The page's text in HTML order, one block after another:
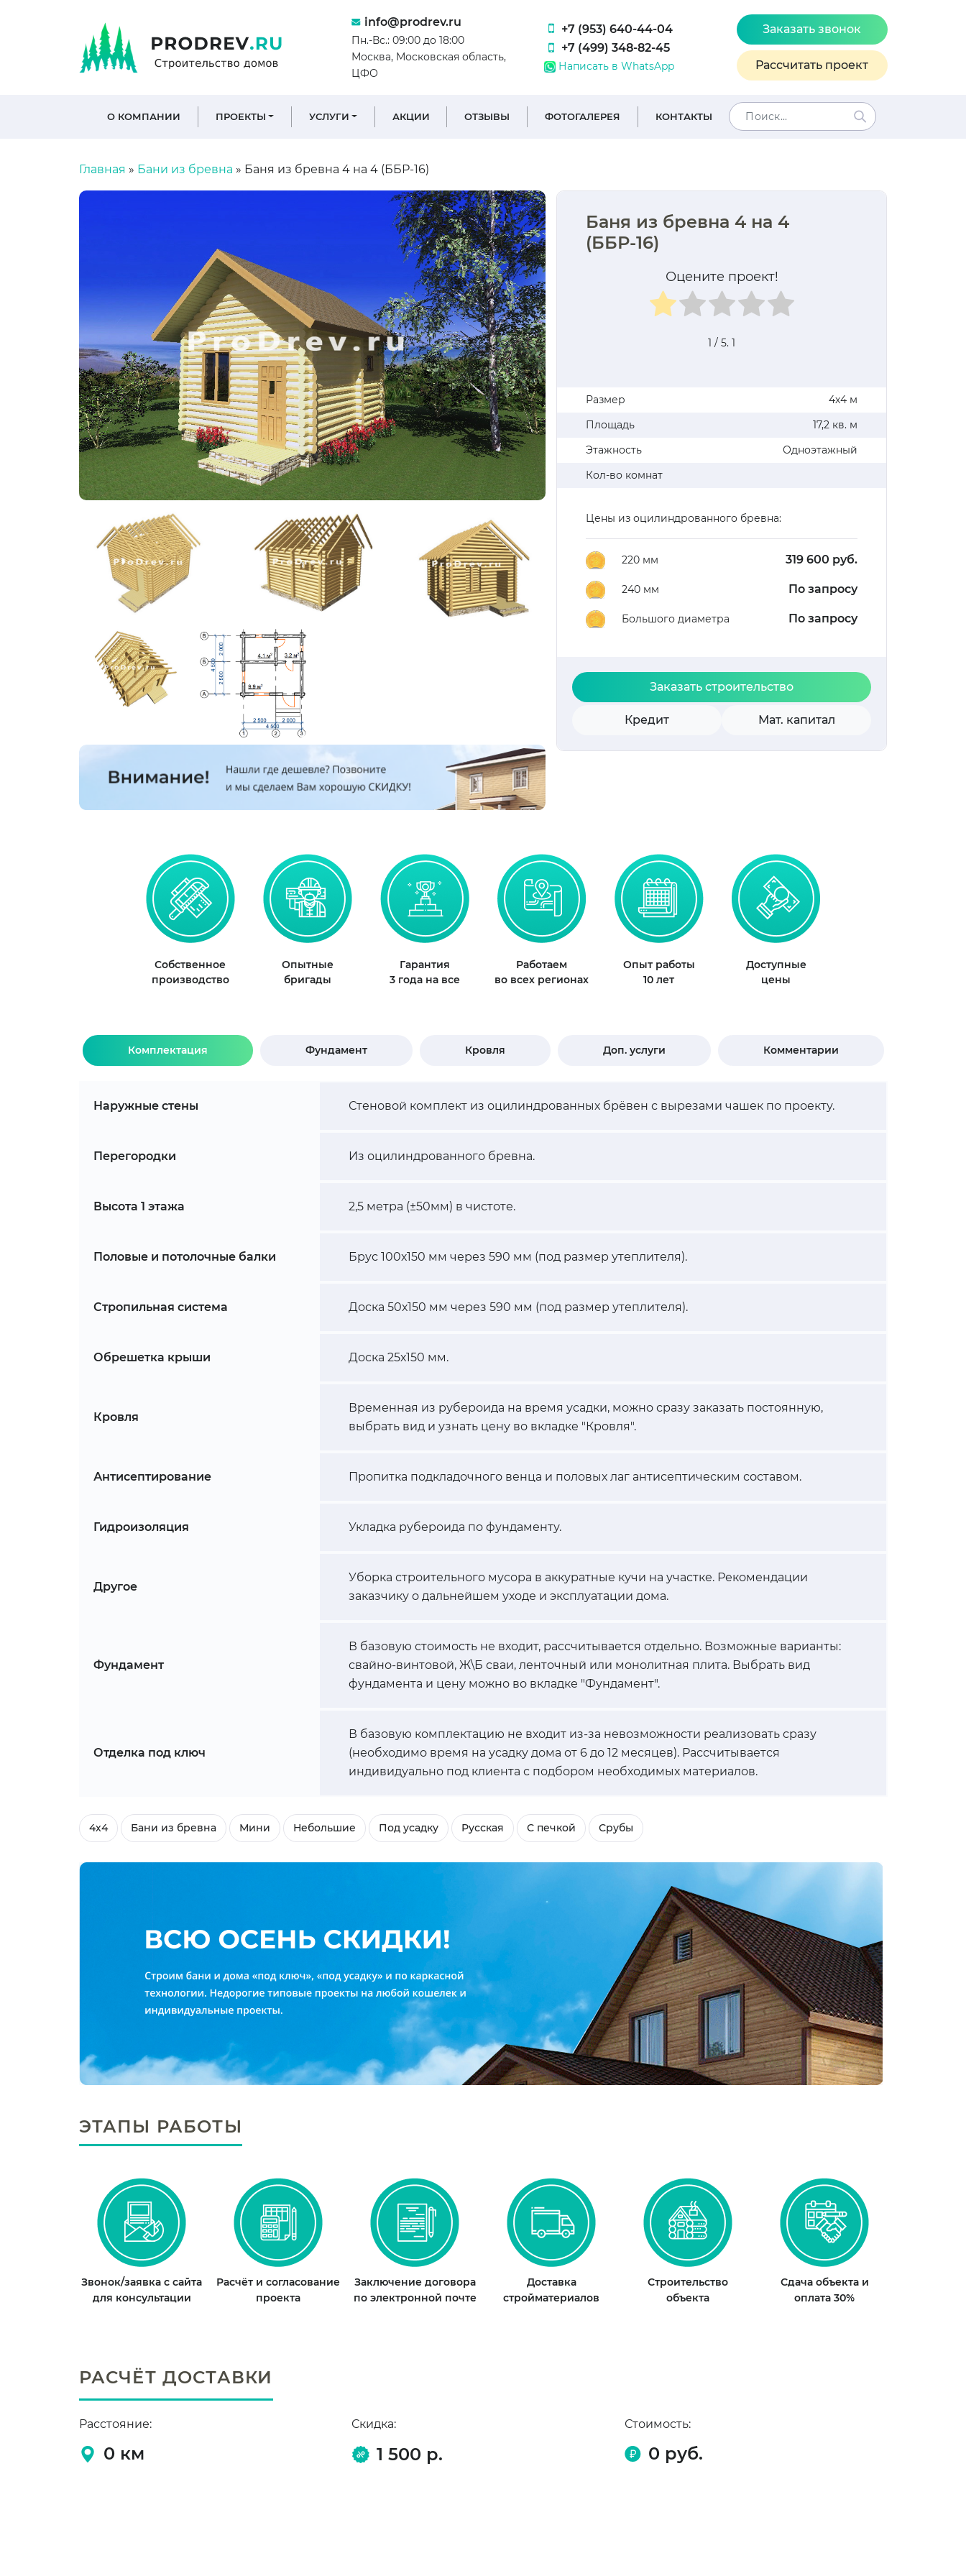
info@prodrev.ru
Пн.-Вс.: 09:00 до 18:00
Москва, Московская область,
ЦФО
+7 (953) 640-44-04
+7 (499) 348-82-45
Написать в WhatsApp
Заказать звонок
Рассчитать проект
О КОМПАНИИ ПРОЕКТЫ УСЛУГИ АКЦИИ ОТЗЫВЫ ФОТОГАЛЕРЕЯ КОНТАКТЫ
Главная » Бани из бревна » Баня из бревна 4 на 4 (ББР-16)
Баня из бревна 4 на 4
(ББР-16)
Оцените проект!
1 / 5.1
Размер
4х4 м
Площадь
17,2 кв. м
Этажность
Одноэтажный
Кол-во комнат
Цены из оцилиндрованного бревна:
220 мм 319 600 руб.
240 мм По запросу
Большого диаметра По запросу
Заказать строительство
Кредит Мат. капитал
Собственное
производство
Опытные
бригады
Гарантия
3 года на все
Работаем
во всех регионах
Опыт работы
10 лет
Доступные
цены
Комплектация Фундамент Кровля Доп. услуги Комментарии
Наружные стены Стеновой комплект из оцилиндрованных брёвен с вырезами чашек по проекту.
Перегородки Из оцилиндрованного бревна.
Высота 1 этажа 2,5 метра (±50мм) в чистоте.
Половые и потолочные балки Брус 100х150 мм через 590 мм (под размер утеплителя).
Стропильная система Доска 50х150 мм через 590 мм (под размер утеплителя).
Обрешетка крыши Доска 25х150 мм.
Кровля
Временная из рубероида на время усадки, можно сразу заказать постоянную,
выбрать вид и узнать цену во вкладке "Кровля".
Антисептирование Пропитка подкладочного венца и половых лаг антисептическим составом.
Гидроизоляция Укладка рубероида по фундаменту.
Другое
Уборка строительного мусора в аккуратные кучи на участке. Рекомендации
заказчику о дальнейшем уходе и эксплуатации дома.
Фундамент
В базовую стоимость не входит, рассчитывается отдельно. Возможные варианты:
свайно-винтовой, Ж\Б сваи, ленточный или монолитная плита. Выбрать вид
фундамента и цену можно во вкладке "Фундамент".
Отделка под ключ
В базовую комплектацию не входит из-за невозможности реализовать сразу
(необходимо время на усадку дома от 6 до 12 месяцев). Рассчитывается
индивидуально под клиента с подбором необходимых материалов.
4х4 Бани из бревна Мини Небольшие Под усадку Русская С печкой Срубы
ЭТАПЫ РАБОТЫ
Звонок/заявка с сайта
для консультации
Расчёт и согласование
проекта
Заключение договора
по электронной почте
Доставка
стройматериалов
Строительство
объекта
Сдача объекта и
оплата 30%
РАСЧЁТ ДОСТАВКИ
Расстояние:
0 км
Скидка:
1 500 р.
Стоимость:
0 руб.